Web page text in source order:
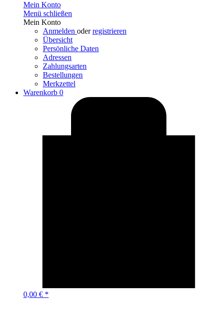
Mein Konto
Menü schließen
Mein Konto
Anmelden oderregistrieren
Übersicht
Persönliche Daten
Adressen
Zahlungsarten
Bestellungen
Merkzettel
Warenkorb 0
0,00 € *